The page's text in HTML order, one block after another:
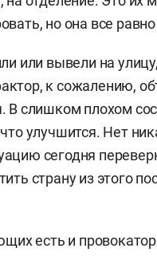
но она все равно
или вывели на
к сожалению,
В слишком плохом
улучшится. Нет
сегодня
страну из этого
есть и